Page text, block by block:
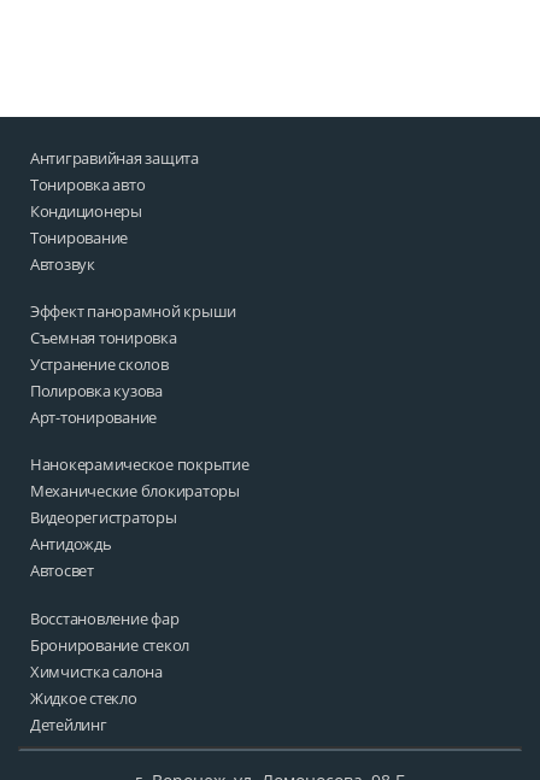
Антигравийная защита
Тонировка авто
Кондиционеры
Тонирование
Автозвук
Эффект панорамной крыши
Съемная тонировка
Устранение сколов
Полировка кузова
Арт-тонирование
Нанокерамическое покрытие
Механические блокираторы
Видеорегистраторы
Антидождь
Автосвет
Восстановление фар
Бронирование стекол
Химчистка салона
Жидкое стекло
Детейлинг